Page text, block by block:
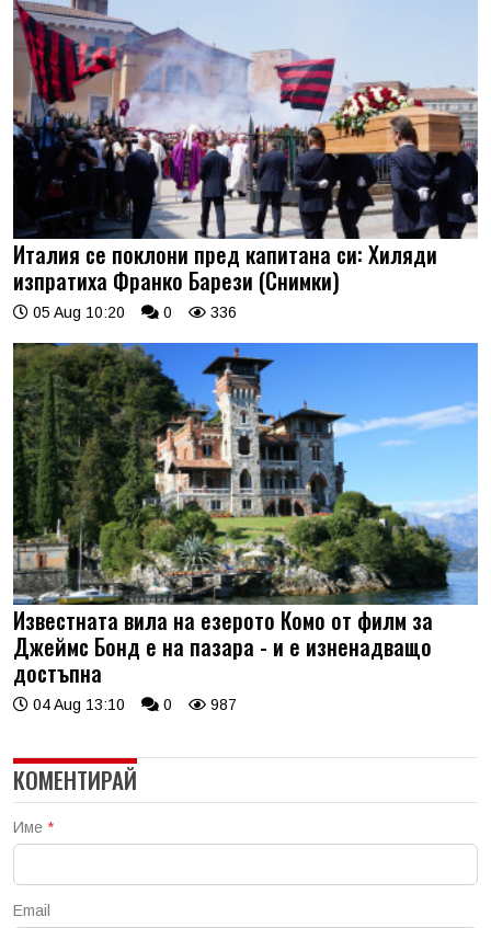
Италия се поклони пред капитана си: Хиляди
изпратиха Франко Барези (Снимки)
05 Aug 10:20 0 336
Известната вила на езерото Комо от филм за
Джеймс Бонд е на пазара - и е изненадващо
достъпна
04 Aug 13:10 0 987
КОМЕНТИРАЙ
Име *
Email